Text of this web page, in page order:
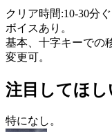
クリア時間:10-30分
ボイスあり。
基本、十字キーでの
変更可。
注目してほし
特になし。